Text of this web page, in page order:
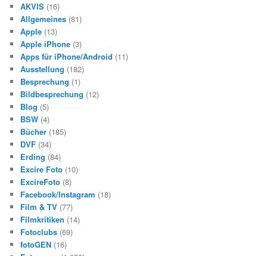
n
AKVIS (16)
Allgemeines (81)
Apple (13)
Apple iPhone (3)
Apps für iPhone/Android (11)
Ausstellung (182)
Besprechung (1)
Bildbesprechung (12)
Blog (5)
BSW (4)
Bücher (185)
DVF (34)
Erding (84)
Excire Foto (10)
ExcireFoto (8)
Facebook/Instagram (18)
Film & TV (77)
Filmkritiken (14)
Fotoclubs (69)
fotoGEN (16)